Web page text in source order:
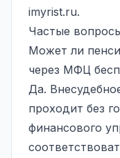
imyrist.ru.
Частые
Может ли
через МФЦ
Да.
проходит без
финансового